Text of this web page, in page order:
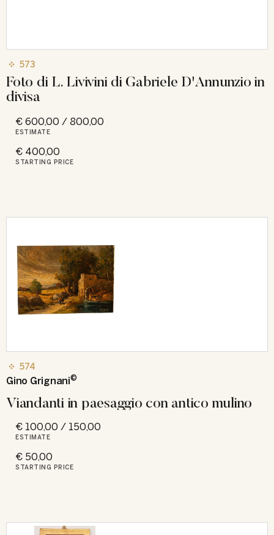
573
Foto di L. Livivini di Gabriele D'Annunzio in
divisa
€ 600,00 / 800,00
ESTIMATE
€ 400,00
STARTING PRICE
574
Gino Grignani©
Viandanti in paesaggio con antico mulino
€ 100,00 / 150,00
ESTIMATE
€ 50,00
STARTING PRICE